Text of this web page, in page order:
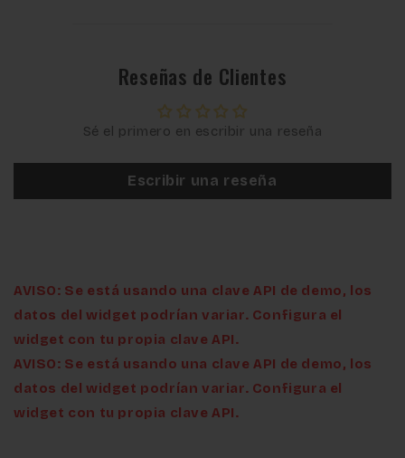
Reseñas de Clientes
Sé el primero en escribir una reseña
Escribir una reseña
AVISO: Se está usando una clave API de demo, los
datos del widget podrían variar. Configura el
widget con tu propia clave API.
AVISO: Se está usando una clave API de demo, los
datos del widget podrían variar. Configura el
widget con tu propia clave API.